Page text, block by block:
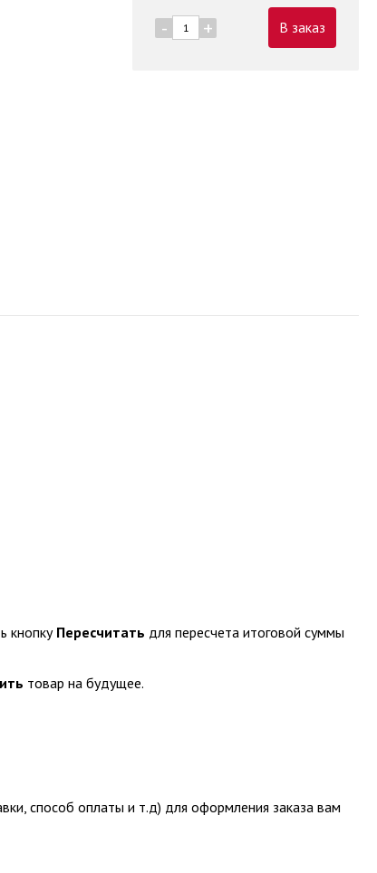
- + В заказ
кнопку Пересчитать для пересчета итоговой суммы
товар на будущее.
способ оплаты и т.д) для оформления заказа вам